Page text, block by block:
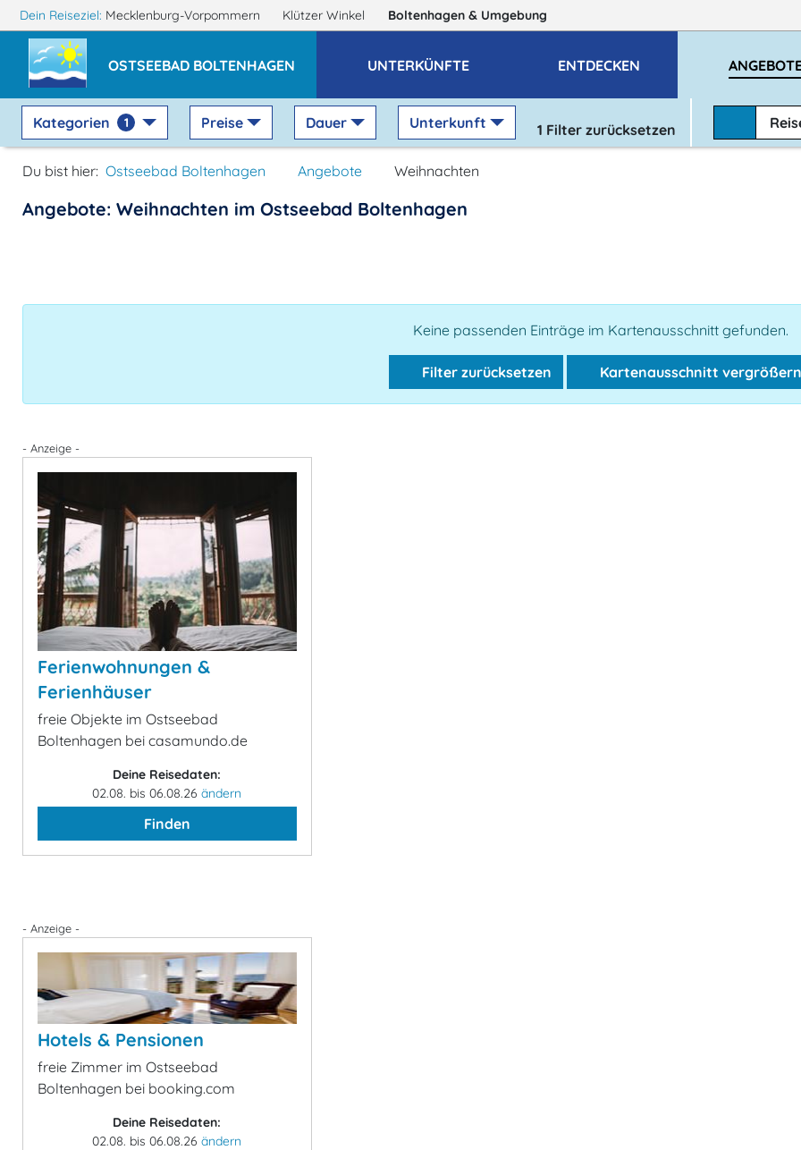
Dein Reiseziel: Mecklenburg-Vorpommern Klützer Winkel Boltenhagen & Umgebung
OSTSEEBAD BOLTENHAGEN UNTERKÜNFTE ENTDECKEN
Kategorien 1 Preise Dauer Unterkunft 1 Filter zurücksetzen
Du bist hier: Ostseebad Boltenhagen Angebote Weihnachten
Angebote: Weihnachten im Ostseebad Boltenhagen
Keine passenden Einträge im Kartenausschnitt gefunden.
Filter zurücksetzen Kartenausschnitt vergrößern
- Anzeige -
Ferienwohnungen &
Ferienhäuser
freie Objekte im Ostseebad
Boltenhagen bei casamundo.de
Deine Reisedaten:
02.08. bis 06.08.26ändern
Finden
- Anzeige -
Hotels & Pensionen
freie Zimmer im Ostseebad
Boltenhagen bei booking.com
Deine Reisedaten:
02.08. bis 06.08.26ändern